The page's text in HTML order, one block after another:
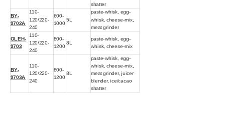
shatter
BY-
9702A
110-
120/220-
240
600-
1000
5L
paste-whisk, egg-
whisk, cheese-mix,
meat grinder
OLEH-
9703
110-
120/220-
240
800-
1200
8L
paste-whisk, egg-
whisk, cheese-mix
BY-
9703A
110-
120/220-
240
800-
1200
8L
paste-whisk, egg-
whisk, cheese-mix,
meat grinder, juicer
blender, ice/cacao
shatter